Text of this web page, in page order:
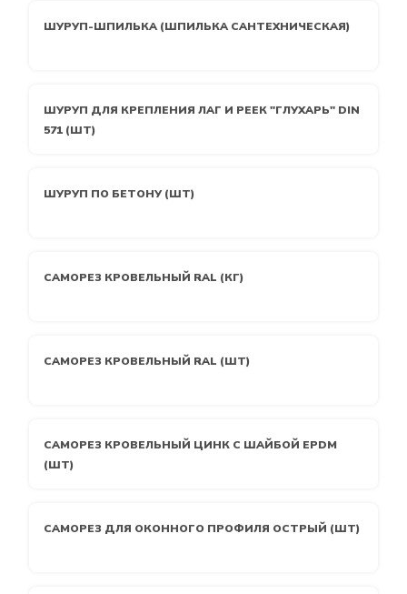
ШУРУП-ШПИЛЬКА (ШПИЛЬКА САНТЕХНИЧЕСКАЯ)
ШУРУП ДЛЯ КРЕПЛЕНИЯ ЛАГ И РЕЕК "ГЛУХАРЬ" DIN
571 (ШТ)
ШУРУП ПО БЕТОНУ (ШТ)
САМОРЕЗ КРОВЕЛЬНЫЙ RAL (КГ)
САМОРЕЗ КРОВЕЛЬНЫЙ RAL (ШТ)
САМОРЕЗ КРОВЕЛЬНЫЙ ЦИНК С ШАЙБОЙ EPDM
(ШТ)
САМОРЕЗ ДЛЯ ОКОННОГО ПРОФИЛЯ ОСТРЫЙ (ШТ)